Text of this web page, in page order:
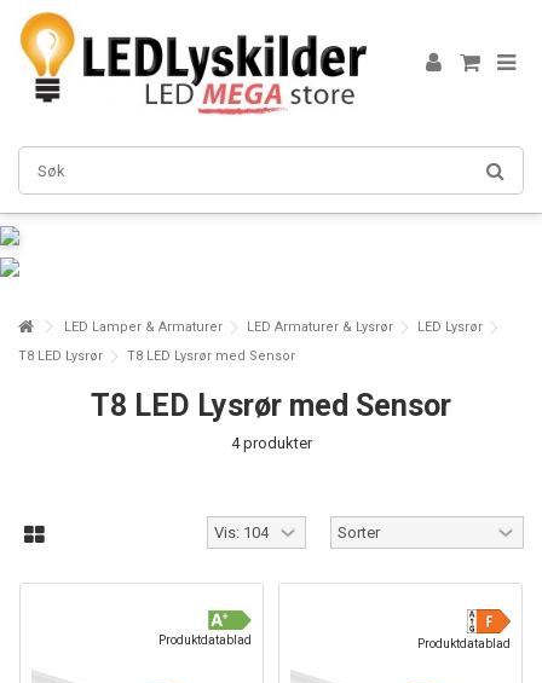
LED Lamper & Armaturer LED Armaturer & Lysrør
LED Lysrør
T8 LED Lysrør
T8 LED Lysrør med Sensor
T8 LED Lysrør med Sensor
4 produkter
Produktdatablad Produktdatablad